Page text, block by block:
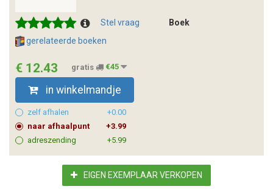
Stel vraag
Boek
gerelateerde boeken
€ 12.43 gratis €45
in winkelmandje
zelf afhalen
+0.00
naar afhaalpunt
+3.99
adreszending
+5.99
EIGEN EXEMPLAAR VERKOPEN